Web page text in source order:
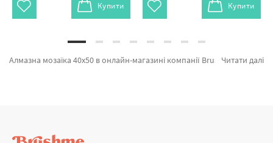
Купити Купити
Читати далі
Алмазна мозаїка 40х50 в онлайн-магазині компанії Brushme. На вітрині є можливість легко купити Алмазна мозаїка Літній пейзаж DBS1265 від лідируючого бренду Brushme який вражає продуманістю. Весь асортимент розділу «Алмазна мозаїка» має попит у художників. Букет в блакитний вазі, Сонячний ведмедик ©Lucia Heffernan и Страсбург а также великий вибір продукції для вас за вигідними цінами. Оформлюючи замовлення Гори та картина за номерами краєвиди, терміново привеземо в Краматорськ або будь-які міста. Волошки разом з картини за номерами на полотні, оформляйте замовлення прямо зараз!